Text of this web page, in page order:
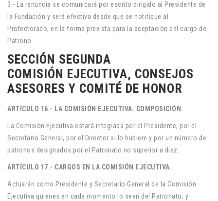
3.- La renuncia se comunicará por escrito dirigido al Presidente de
la Fundación y será efectiva desde que se notifique al
Protectorado, en la forma prevista para la aceptación del cargo de
Patrono.
SECCIÓN SEGUNDA
COMISIÓN EJECUTIVA, CONSEJOS
ASESORES Y COMITÉ DE HONOR
ARTÍCULO 16.- LA COMISIÓN EJECUTIVA. COMPOSICIÓN.
La Comisión Ejecutiva estará integrada por el Presidente, por el
Secretario General, por el Director si lo hubiere y por un número de
patronos designados por el Patronato no superior a diez.
ARTÍCULO 17.- CARGOS EN LA COMISIÓN EJECUTIVA.
Actuarán como Presidente y Secretario General de la Comisión
Ejecutiva quienes en cada momento lo sean del Patronato, y